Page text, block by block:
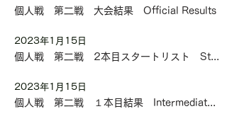
個人戦 第二戦 大会結果 Official Results
2023年1月15日
個人戦 第二戦 2本目スタートリスト Start List Final Round
2023年1月15日
個人戦 第二戦 １本目結果 Intermediate Results 1st Round